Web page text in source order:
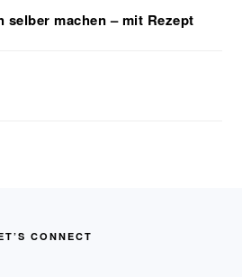
selber machen – mit Rezept
CONNECT